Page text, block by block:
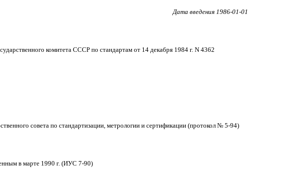
Дата введения 1986-01-01
комитета СССР по стандартам от 14 декабря 1984 г. N 4362
совета по стандартизации, метрологии и сертификации (протокол № 5-94)
в марте 1990 г. (ИУС 7-90)